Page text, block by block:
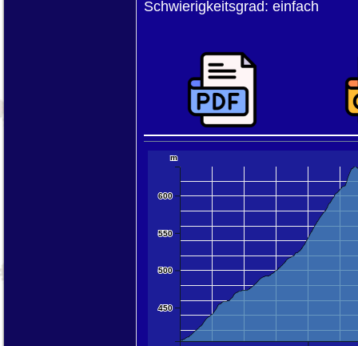
Schwierigkeitsgrad: einfach
10000 km
5000 mi
450
500
550
600
m